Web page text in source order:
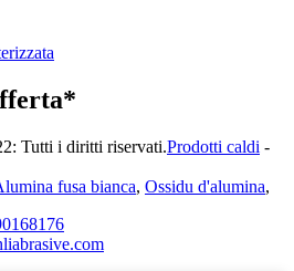
Tutti i diritti riservati.Prodotti caldi -
fusa bianca, Ossidu d'alumina,